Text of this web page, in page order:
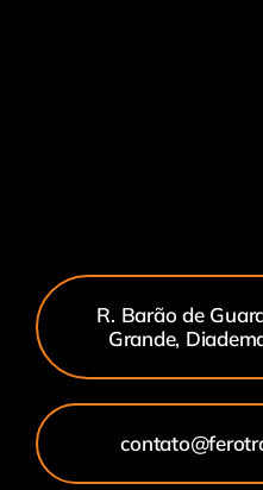
R. Barão de
Grande,